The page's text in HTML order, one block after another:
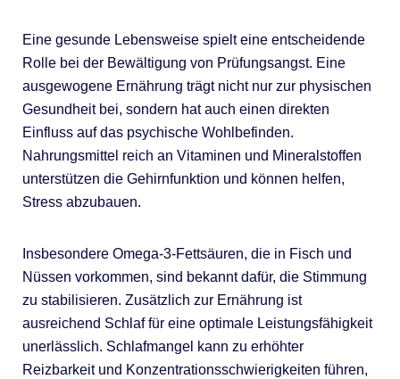
Eine gesunde Lebensweise spielt eine entscheidende
Rolle bei der Bewältigung von Prüfungsangst. Eine
ausgewogene Ernährung trägt nicht nur zur physischen
Gesundheit bei, sondern hat auch einen direkten
Einfluss auf das psychische Wohlbefinden.
Nahrungsmittel reich an Vitaminen und Mineralstoffen
unterstützen die Gehirnfunktion und können helfen,
Stress abzubauen.
Insbesondere Omega-3-Fettsäuren, die in Fisch und
Nüssen vorkommen, sind bekannt dafür, die Stimmung
zu stabilisieren. Zusätzlich zur Ernährung ist
ausreichend Schlaf für eine optimale Leistungsfähigkeit
unerlässlich. Schlafmangel kann zu erhöhter
Reizbarkeit und Konzentrationsschwierigkeiten führen,